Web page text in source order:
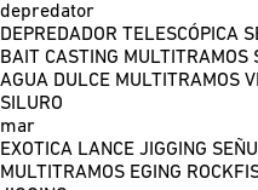
depredator
DEPREDADOR TELESCÓPICA
BAIT CASTING MULTITRAMOS
AGUA DULCE MULTITRAMOS
SILURO
mar
EXOTICA LANCE JIGGING
MULTITRAMOS EGING